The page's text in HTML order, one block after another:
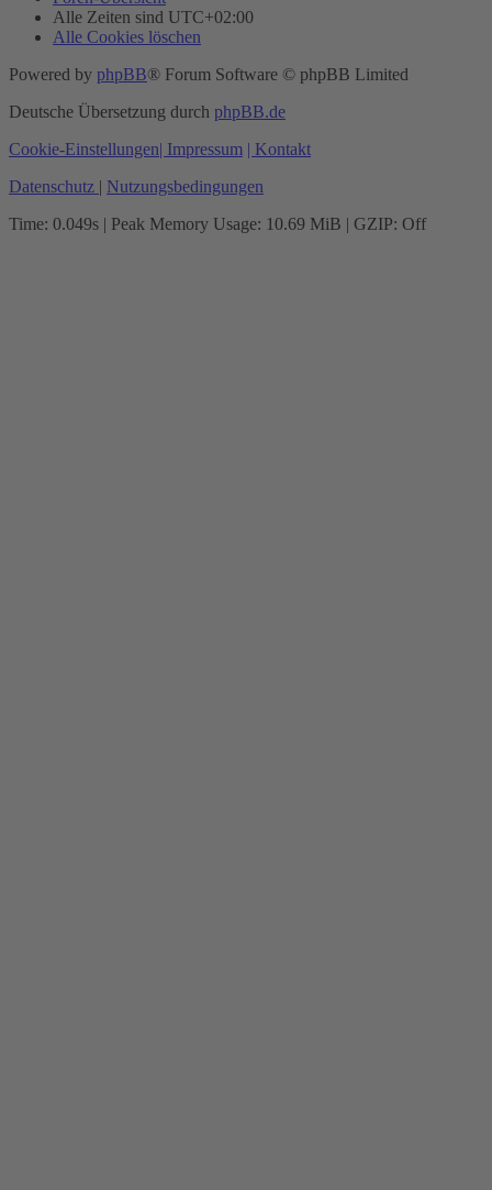
Alle Zeiten sind UTC+02:00
Alle Cookies löschen
Powered by phpBB® Forum Software © phpBB Limited
Deutsche Übersetzung durch phpBB.de
Cookie-Einstellungen| Impressum | Kontakt
Datenschutz | Nutzungsbedingungen
Time: 0.049s | Peak Memory Usage: 10.69 MiB | GZIP: Off